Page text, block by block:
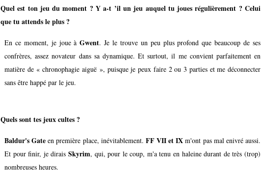
Quel est ton jeu du moment ? Y a-t ’il un jeu auquel tu joues régulièrement ? Celui
que tu attends le plus ?
En ce moment, je joue àGwent. Je le trouve un peu plus profond que beaucoup de ses
confrères, assez novateur dans sa dynamique. Et surtout, il me convient parfaitement en
matière de « chronophagie aiguë », puisque je peux faire 2 ou 3 parties et me déconnecter
sans être happé par le jeu.
Quels sont tes jeux cultes ?
Baldur's Gate en première place, inévitablement. FF VII et IX m'ont pas mal enivré aussi.
Et pour finir, je dirais Skyrim, qui, pour le coup, m'a tenu en haleine durant de très (trop)
nombreuses heures.